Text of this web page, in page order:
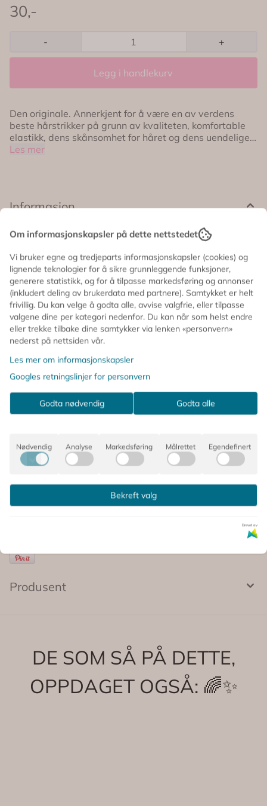
30,-
- +
Legg i handlekurv
Den originale. Annerkjent for å være en av verdens
beste hårstrikker på grunn av kvaliteten, komfortable
elastikk, dens skånsomhet for håret og dens uendelige
farver og kombinasjoner. Kknekki hårstrikken er rett og
på som en annerkjennelse av hvilket fantastisk produkt
nesten uendelig muligheter av farver og
farvekombinasjonen. Den gjør også at den hverken
falmer eller blir slapp, selv om den brukes i saltvann.
Les mer
Informasjon
Den originale. Annerkjent for å være en av verdens
elastikk, dens skånsomhet for håret og dens uendelige
farver og kombinasjoner.
Kknekki hårstrikken er rett og slett et unikt produkt;
flettet av mere enn 60 tråder med en unik teknikk gjør
de ektremt holdbare samtidig som de er veldig
skånsomme mot håret. Det uendelig antallet av kopier,
selv om ingen har lykkes, ser vi bare på som en
Den unike spinne og flette-teknikken gir oss nesten
Den gjør også at den hverken falmer eller blir slapp,
selv om den brukes i saltvann.
Kommentarer
Produsent
DE SOM SÅ PÅ DETTE,
OPPDAGET OGSÅ: 🌈✨
Om informasjonskapsler på dette nettstedet
Vi bruker egne og tredjeparts informasjonskapsler (cookies) og
lignende teknologier for å sikre grunnleggende funksjoner,
generere statistikk, og for å tilpasse markedsføring og annonser
(inkludert deling av brukerdata med partnere). Samtykket er helt
frivillig. Du kan velge å godta alle, avvise valgfrie, eller tilpasse
valgene dine per kategori nedenfor. Du kan når som helst endre
eller trekke tilbake dine samtykker via lenken «personvern»
nederst på nettsiden vår.
Les mer om informasjonskapsler
Googles retningslinjer for personvern
Godta nødvendig Godta alle
Nødvendig Analyse Markedsføring Målrettet Egendefinert
Bekreft valg
Drevet av